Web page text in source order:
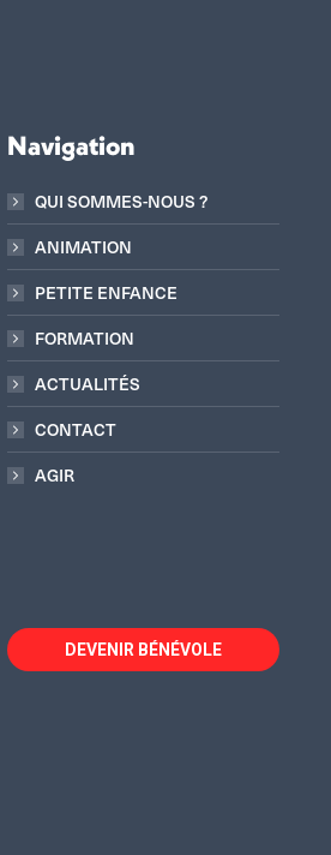
Navigation
QUI SOMMES-NOUS ?
ANIMATION
PETITE ENFANCE
FORMATION
ACTUALITÉS
CONTACT
AGIR
DEVENIR BÉNÉVOLE